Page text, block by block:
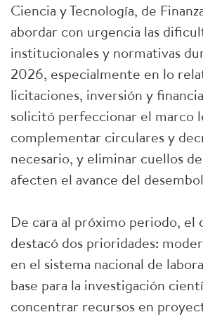
Ciencia y Tecnología, de
abordar con urgencia las
institucionales y normativas
2026, especialmente en lo
licitaciones, inversión y
solicitó perfeccionar el marco
complementar circulares y
necesario, y eliminar cuellos
afecten el avance del
De cara al próximo periodo, el
destacó dos prioridades:
en el sistema nacional de
base para la investigación
concentrar recursos en